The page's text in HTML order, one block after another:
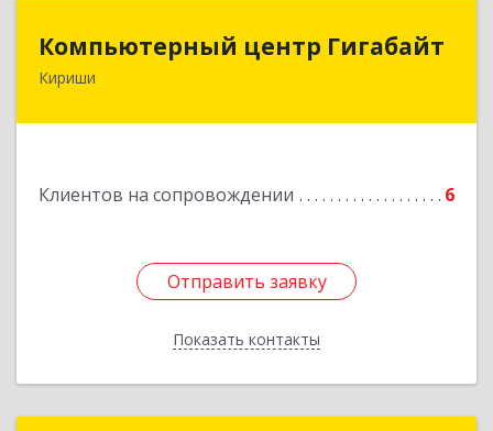
Компьютерный центр Гигабайт
Кириши
Клиентов на сопровождении 6
Отправить заявку
Показать контакты
Компьютерный центр Гигабайт
Отправить заявку
Назад